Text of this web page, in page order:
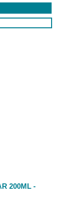
200ML -